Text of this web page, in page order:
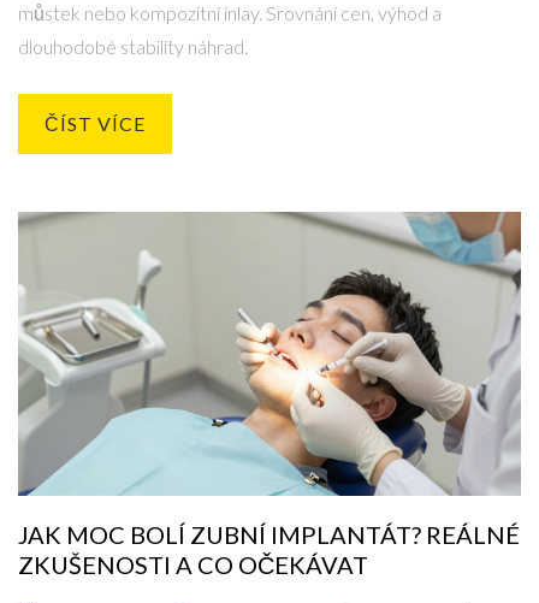
můstek nebo kompozitní inlay. Srovnání cen, výhod a
dlouhodobé stability náhrad.
ČÍST VÍCE
JAK MOC BOLÍ ZUBNÍ IMPLANTÁT? REÁLNÉ
ZKUŠENOSTI A CO OČEKÁVAT